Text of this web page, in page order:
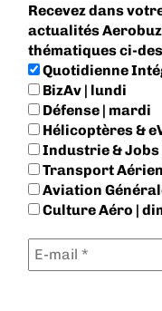
Recevez dans
actualités
thématiques ci-
Quotidienne
BizAv | lundi
Défense | mardi
Hélicoptères &
Industrie & Jobs
Transport
Aviation
Culture Aéro |